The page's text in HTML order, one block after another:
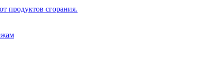
продуктов сгорания.